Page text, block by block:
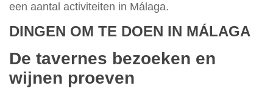
een aantal activiteiten in Málaga.
DINGEN OM TE DOEN IN MÁLAGA
De tavernes bezoeken en
wijnen proeven